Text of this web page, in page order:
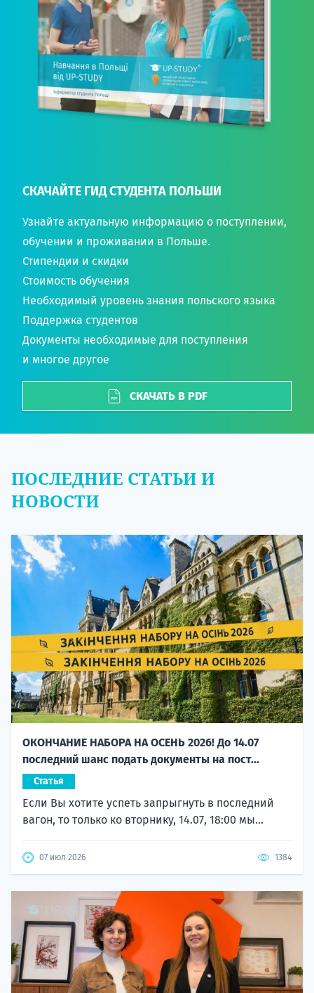
СКАЧАЙТЕ ГИД СТУДЕНТА ПОЛЬШИ
Узнайте актуальную информацию о поступлении,
обучении и проживании в Польше.
Стипендии и скидки
Стоимость обучения
Необходимый уровень знания польского языка
Поддержка студентов
Документы необходимые для поступления
и многое другое
СКАЧАТЬ В PDF
ПОСЛЕДНИЕ СТАТЬИ И
НОВОСТИ
ОКОНЧАНИЕ НАБОРА НА ОСЕНЬ 2026! До 14.07
последний шанс подать документы на пост...
Статья
Если Вы хотите успеть запрыгнуть в последний
вагон, то только ко вторнику, 14.07, 18:00 мы...
07 июл 2026 1384